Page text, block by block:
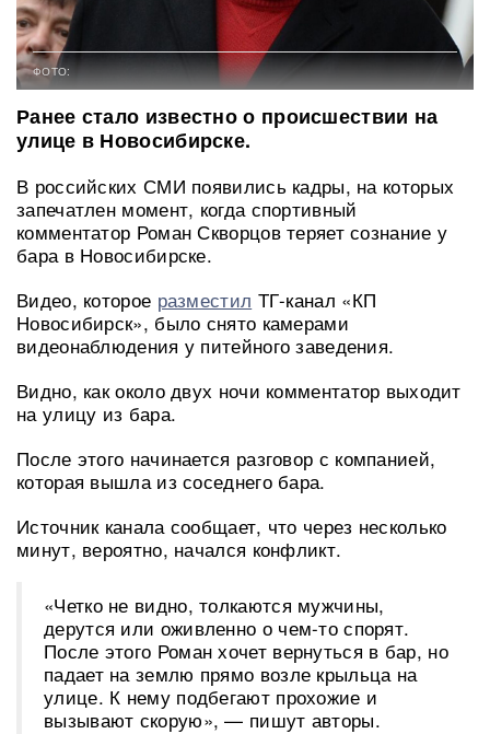
ФОТО:
Ранее стало известно о происшествии на
улице в Новосибирске.
В российских СМИ появились кадры, на которых
запечатлен момент, когда спортивный
комментатор Роман Скворцов теряет сознание у
бара в Новосибирске.
Видео, которое разместил ТГ-канал «КП
Новосибирск», было снято камерами
видеонаблюдения у питейного заведения.
Видно, как около двух ночи комментатор выходит
на улицу из бара.
После этого начинается разговор с компанией,
которая вышла из соседнего бара.
Источник канала сообщает, что через несколько
минут, вероятно, начался конфликт.
«Четко не видно, толкаются мужчины,
дерутся или оживленно о чем-то спорят.
После этого Роман хочет вернуться в бар, но
падает на землю прямо возле крыльца на
улице. К нему подбегают прохожие и
вызывают скорую», — пишут авторы.